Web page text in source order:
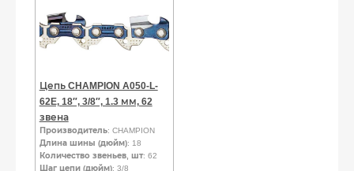
Цепь CHAMPION A050-L-
62E, 18″, 3/8″, 1.3 мм, 62
звена
Производитель: CHAMPION
Длина шины (дюйм): 18
Количество звеньев, шт: 62
Шаг цепи (дюйм): 3/8